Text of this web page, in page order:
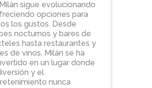
sigue evolucionando
opciones para
los gustos. Desde
nocturnos y bares de
hasta restaurantes y
de vinos, Milán se ha
en un lugar donde
y el
nunca